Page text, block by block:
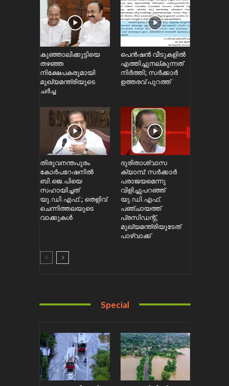
കുഞ്ഞാലിക്കുട്ടിയെ
തഴഞ്ഞ
നിക്ഷേപകരുമായി
മുഖ്യമന്ത്രിയുടെ
ചർച്ച
പെൻഷൻ വീടുകളിൽ
എത്തിച്ചുനല്കുന്നത്
നിർത്തി; സര്‍ക്കാർ
ഉത്തരവ് പുറത്ത്
തിരുവനന്തപുരം
കോർപറേഷനിൽ
ബി.ജെ.പിയെ
സഹായിച്ചത്
യു.ഡി.എഫ്.; തെളിവ്
ചെന്നിത്തലയുടെ
വാക്കുകൾ
ദുരിതാശ്വാസ
ക്യാമ്പ്: സർക്കാർ
പരാജയമെന്നു
വിളിച്ചുപറഞ്ഞ്
യു.ഡി.എഫ്.
പഞ്ചായത്ത്
പ്രസിഡന്റ്,
മുഖ്യമന്ത്രിയുടേത്
പാഴ്വാക്ക്
Special